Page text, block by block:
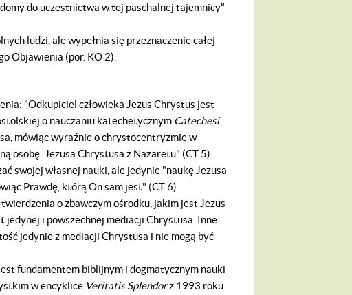
do uczestnictwa w tej paschalnej tajemnicy"
ludzi, ale wypełnia się przeznaczenie całej
Objawienia (por. KO 2).
"Odkupiciel człowieka Jezus Chrystus jest
o nauczaniu katechetycznym Catechesi
mówiąc wyraźnie o chrystocentryzmie w
osobę: Jezusa Chrystusa z Nazaretu" (CT 5).
swojej własnej nauki, ale jedynie "naukę Jezusa
Prawdę, którą On sam jest" (CT 6).
o zbawczym ośrodku, jakim jest Jezus
jedynej i powszechnej mediacji Chrystusa. Inne
jedynie z mediacji Chrystusa i nie mogą być
fundamentem biblijnym i dogmatycznym nauki
w encyklice Veritatis Splendorz 1993 roku